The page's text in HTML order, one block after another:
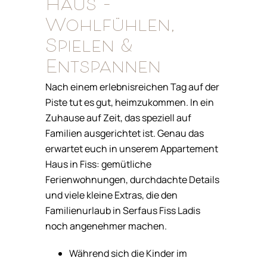
Wohlfühlen,
Spielen &
Entspannen
Nach einem erlebnisreichen Tag auf der
Piste tut es gut, heimzukommen. In ein
Zuhause auf Zeit, das speziell auf
Familien ausgerichtet ist. Genau das
erwartet euch in unserem Appartement
Haus in Fiss: gemütliche
Ferienwohnungen, durchdachte Details
und viele kleine Extras, die den
Familienurlaub in Serfaus Fiss Ladis
noch angenehmer machen.
Während sich die Kinder im